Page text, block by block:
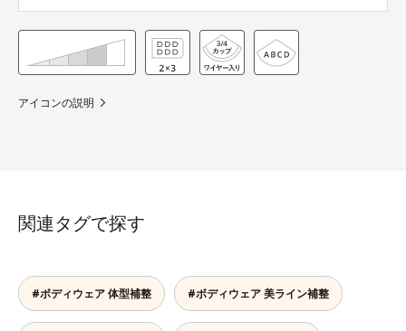
アイコンの説明
関連タグで探す
#ボディウェア 体型補整 #ボディウェア 美ライン補整